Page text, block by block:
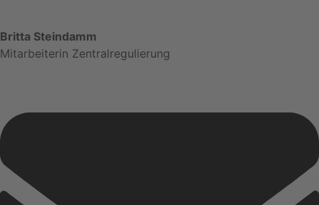
Britta Steindamm
Mitarbeiterin Zentralregulierung